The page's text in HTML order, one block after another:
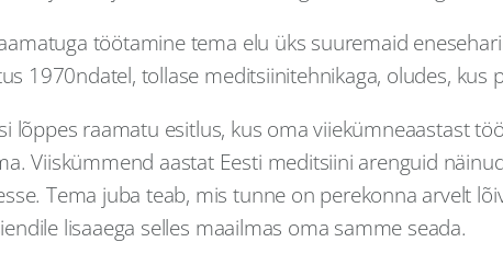
töötamine tema elu üks suuremaid
1970ndatel, tollase meditsiinitehnikaga, oludes, kus
lõppes raamatu esitlus, kus oma viiekümneaastast
Viiskümmend aastat Eesti meditsiini arenguid
Tema juba teab, mis tunne on perekonna arvelt
lisaaega selles maailmas oma samme seada.